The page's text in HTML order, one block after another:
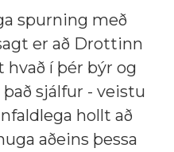
spurning með
er að Drottinn
í þér býr og
sjálfur - veistu
hollt að
aðeins þessa